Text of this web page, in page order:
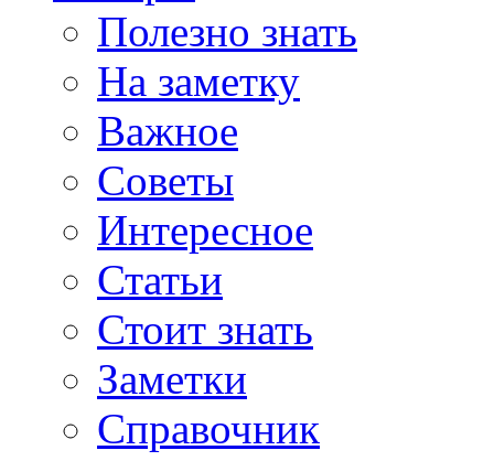
Полезно знать
На заметку
Важное
Советы
Интересное
Статьи
Стоит знать
Заметки
Справочник